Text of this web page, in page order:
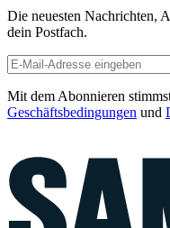
Die neuesten Nachrichten,
dein Postfach.
Mit dem Abonnieren
Geschäftsbedingungen und